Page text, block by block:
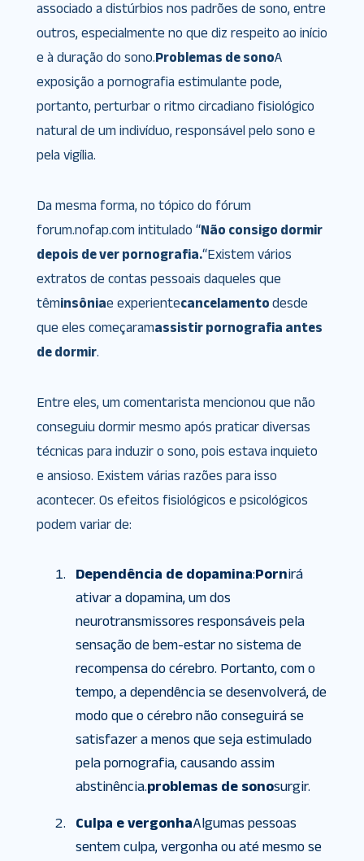
associado a distúrbios nos padrões de sono, entre
outros, especialmente no que diz respeito ao início
e à duração do sono.Problemas de sonoA
exposição a pornografia estimulante pode,
portanto, perturbar o ritmo circadiano fisiológico
natural de um indivíduo, responsável pelo sono e
pela vigília.
Da mesma forma, no tópico do fórum
forum.nofap.com intitulado “Não consigo dormir
depois de ver pornografia.“Existem vários
extratos de contas pessoais daqueles que
têminsôniae experientecancelamento desde
que eles começaramassistir pornografia antes
de dormir.
Entre eles, um comentarista mencionou que não
conseguiu dormir mesmo após praticar diversas
técnicas para induzir o sono, pois estava inquieto
e ansioso. Existem várias razões para isso
acontecer. Os efeitos fisiológicos e psicológicos
podem variar de:
Dependência de dopamina:Pornirá
ativar a dopamina, um dos
neurotransmissores responsáveis ​​pela
sensação de bem-estar no sistema de
recompensa do cérebro. Portanto, com o
tempo, a dependência se desenvolverá, de
modo que o cérebro não conseguirá se
satisfazer a menos que seja estimulado
pela pornografia, causando assim
abstinência.problemas de sonosurgir.
Culpa e vergonhaAlgumas pessoas
sentem culpa, vergonha ou até mesmo se